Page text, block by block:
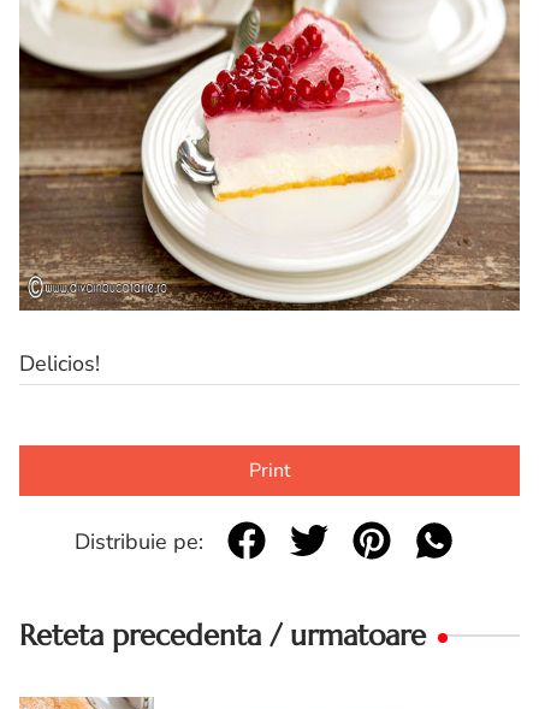
Delicios!
Print
Distribuie pe:
Reteta precedenta / urmatoare